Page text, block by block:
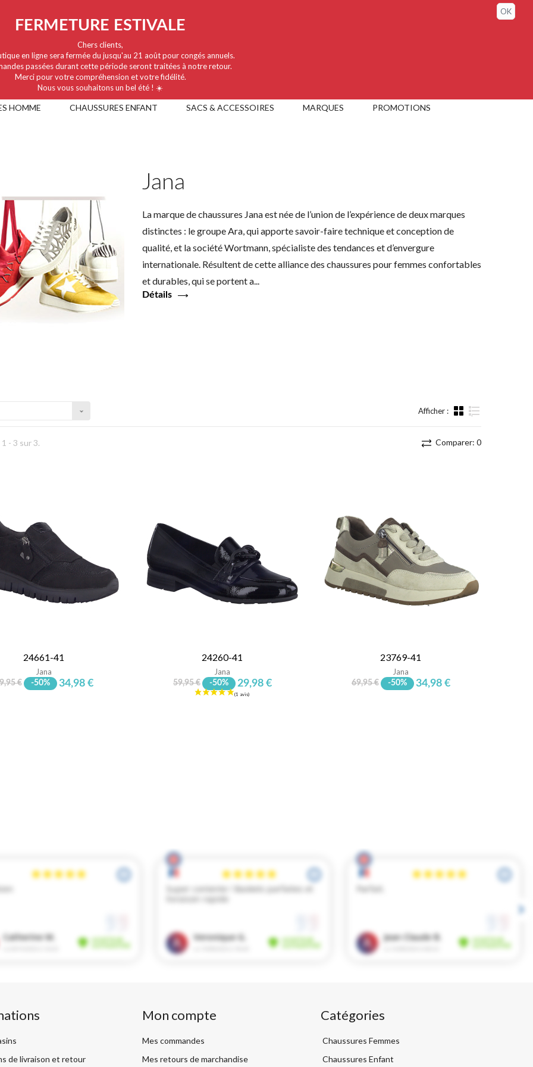
HOMME CHAUSSURES ENFANT SACS & ACCESSOIRES MARQUES PROMOTIONS
FERMETURE ESTIVALE
Chers clients,
en ligne sera fermée du jusqu'au 21 août pour congés annuels.
passées durant cette période seront traitées à notre retour.
Merci pour votre compréhension et votre fidélité.
Nous vous souhaitons un bel été ! ☀️
OK
Jana
La marque de chaussures Jana est née de l’union de l’expérience de deux marques
distinctes : le groupe Ara, qui apporte savoir-faire technique et conception de
qualité, et la société Wortmann, spécialiste des tendances et d’envergure
internationale. Résultent de cette alliance des chaussures pour femmes confortables
et durables, qui se portent a...
Détails
Afficher :
Liste
Comparer: 0
- 3 sur 3.
24661-41
Jana
€ -50% 34,98 €
24260-41
Jana
59,95 € -50% 29,98 €
23769-41
Jana
69,95 € -50% 34,98 €
de livraison et retour
Mon compte
Mes commandes
Mes retours de marchandise
Catégories
Chaussures Femmes
Chaussures Enfant